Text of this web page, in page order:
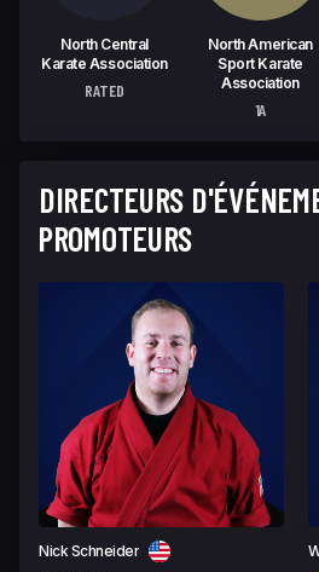
North Central
Karate Association
RATED
North American
Sport Karate
Association
1A
DIRECTEURS
PROMOTEURS
Nick Schneider